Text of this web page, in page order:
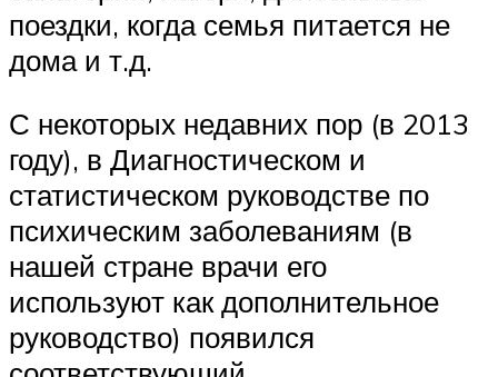
поездки, когда семья питается не
дома и т.д.
С некоторых недавних пор (в 2013
году), в Диагностическом и
статистическом руководстве по
психическим заболеваниям (в
нашей стране врачи его
используют как дополнительное
руководство) появился